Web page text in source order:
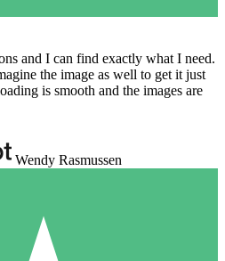
and I can find exactly what I need.
the image as well to get it just
is smooth and the images are
Wendy Rasmussen